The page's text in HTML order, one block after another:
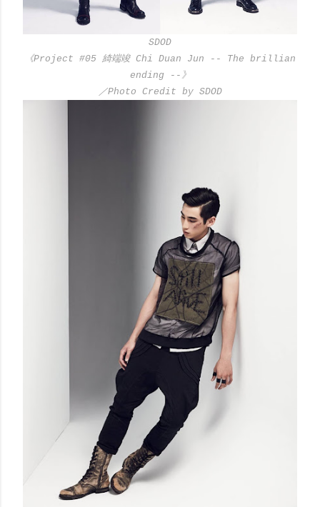
SDOD
《Project #05 綺端竣 Chi Duan Jun -- The brillian
ending --》
／Photo Credit by SDOD